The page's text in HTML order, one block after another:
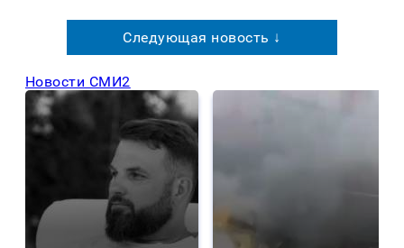
Следующая новость ↓
Новости СМИ2